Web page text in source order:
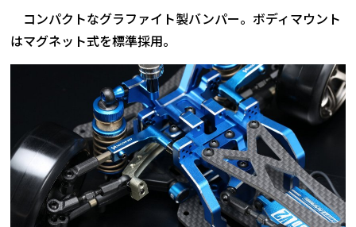
コンパクトなグラファイト製バンパー。ボディマウント
はマグネット式を標準採用。